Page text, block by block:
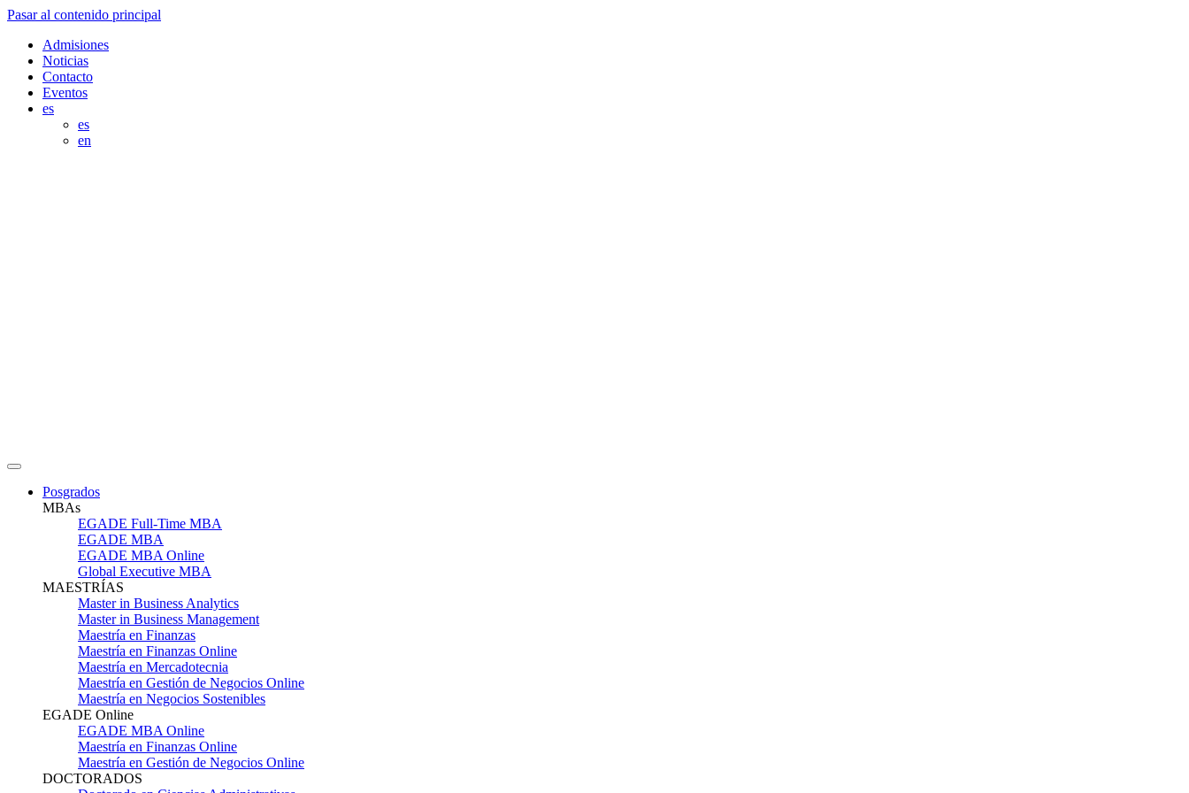
Pasar al contenido principal
Admisiones
Noticias
Contacto
Eventos
es
es
en
Posgrados
MBAs
EGADE Full-Time MBA
EGADE MBA
EGADE MBA Online
Global Executive MBA
MAESTRÍAS
Master in Business Analytics
Master in Business Management
Maestría en Finanzas
Maestría en Finanzas Online
Maestría en Mercadotecnia
Maestría en Gestión de Negocios Online
Maestría en Negocios Sostenibles
EGADE Online
EGADE MBA Online
Maestría en Finanzas Online
Maestría en Gestión de Negocios Online
DOCTORADOS